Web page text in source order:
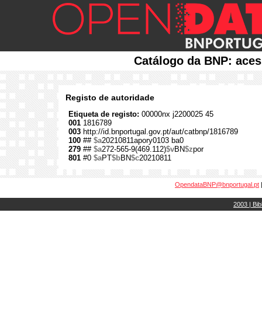
Catálogo da BNP:
Registo de autoridade
Etiqueta de registo: 00000nx j2200025 45
001 1816789
003 http://id.bnportugal.gov.pt/aut/catbnp/1816789
100 ## $a20210811apory0103 ba0
279 ## $a272-565-9(469.112)$vBN$zpor
801 #0 $aPT$bBN$c20210811
OpendataBNP@bnportugal.pt
2003 |